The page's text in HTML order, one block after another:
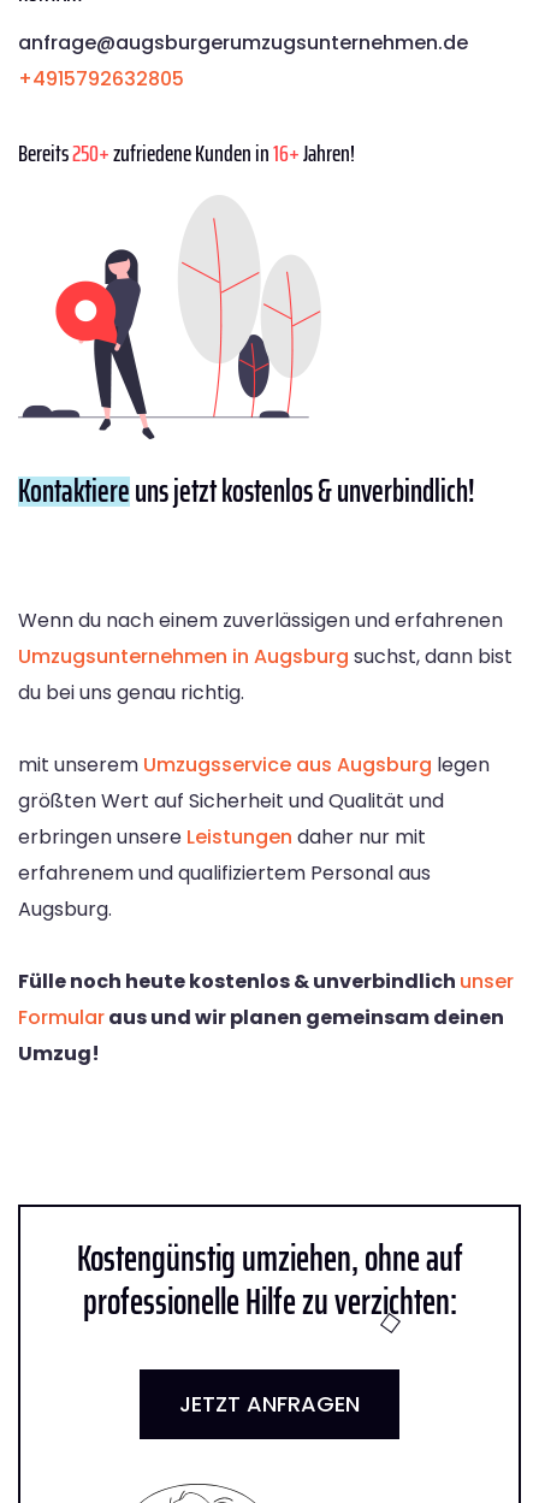
anfrage@augsburgerumzugsunternehmen.de
+4915792632805
Bereits250+zufriedene Kunden in16+Jahren!
Kontaktiereuns jetzt kostenlos & unverbindlich!
Wenn du nach einem zuverlässigen und erfahrenen
Umzugsunternehmen in Augsburg suchst, dann bist
du bei uns genau richtig.
mit unserem Umzugsservice aus Augsburg legen
größten Wert auf Sicherheit und Qualität und
erbringen unsere Leistungen daher nur mit
erfahrenem und qualifiziertem Personal aus
Augsburg.
Fülle noch heute kostenlos & unverbindlich unser
Formularaus und wir planen gemeinsam deinen
Umzug!
Kostengünstig umziehen, ohne auf
professionelle Hilfe zu verzichten:
JETZT ANFRAGEN